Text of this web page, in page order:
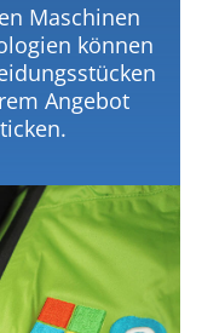
Maschinen
können
Angebot